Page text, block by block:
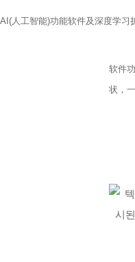
AI( 人工智能)功能软件及深度学习
软件
状，